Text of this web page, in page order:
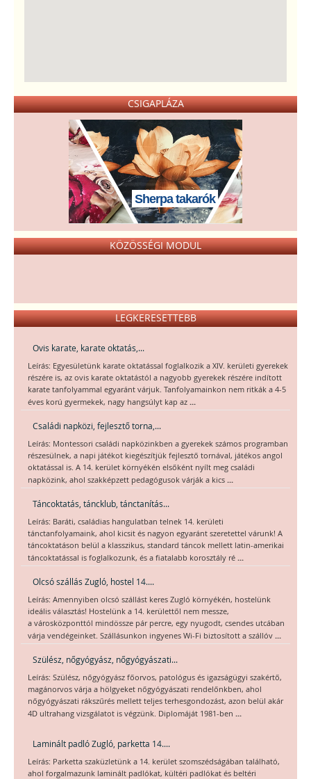
CSIGAPLÁZA
Sherpa takarók
KÖZÖSSÉGI MODUL
LEGKERESETTEBB
Ovis karate, karate oktatás,...
Leírás: Egyesületünk karate oktatással foglalkozik a XIV. kerületi gyerekek
részére is, az ovis karate oktatástól a nagyobb gyerekek részére indított
karate tanfolyammal egyaránt várjuk. Tanfolyamainkon nem ritkák a 4-5
éves korú gyermekek, nagy hangsúlyt kap az ...
Családi napközi, fejlesztő torna,...
Leírás: Montessori családi napközinkben a gyerekek számos programban
részesülnek, a napi játékot kiegészítjük fejlesztő tornával, játékos angol
oktatással is. A 14. kerület környékén elsőként nyílt meg családi
napközink, ahol szakképzett pedagógusok várják a kics ...
Táncoktatás, táncklub, tánctanítás...
Leírás: Baráti, családias hangulatban telnek 14. kerületi
tánctanfolyamaink, ahol kicsit és nagyon egyaránt szeretettel várunk! A
táncoktatáson belül a klasszikus, standard táncok mellett latin-amerikai
táncoktatással is foglalkozunk, és a fiatalabb korosztály ré ...
Olcsó szállás Zugló, hostel 14....
Leírás: Amennyiben olcsó szállást keres Zugló környékén, hostelünk
ideális választás! Hostelünk a 14. kerülettől nem messze,
a városközponttól mindössze pár percre, egy nyugodt, csendes utcában
várja vendégeinket. Szállásunkon ingyenes Wi-Fi biztosított a szállóv ...
Szülész, nőgyógyász, nőgyógyászati...
Leírás: Szülész, nőgyógyász főorvos, patológus és igazságügyi szakértő,
magánorvos várja a hölgyeket nőgyógyászati rendelőnkben, ahol
nőgyógyászati rákszűrés mellett teljes terhesgondozást, azon belül akár
4D ultrahang vizsgálatot is végzünk. Diplomáját 1981-ben ...
Laminált padló Zugló, parketta 14....
Leírás: Parketta szaküzletünk a 14. kerület szomszédságában található,
ahol forgalmazunk laminált padlókat, kültéri padlókat és beltéri